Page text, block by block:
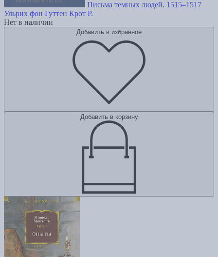
Письма темных людей. 1515–1517
Ульрих фон Гуттен Крот Р.
Нет в наличии
Добавить в избранное
Добавить в корзину